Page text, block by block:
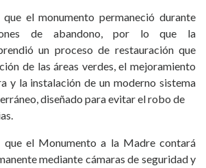
el monumento permaneció durante
de abandono, por lo que la
un proceso de restauración que
de las áreas verdes, el mejoramiento
y la instalación de un moderno sistema
diseñado para evitar el robo de
que el Monumento a la Madre contará
mediante cámaras de seguridad y